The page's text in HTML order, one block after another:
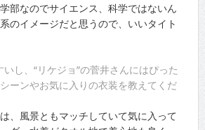
部なのでサイエンス、科学ではないん
のイメージだと思うので、いいタイト
し、“リケジョ”の菅井さんにはぴった
ーンやお気に入りの衣装を教えてくだ
、風景ともマッチしていて気に入って